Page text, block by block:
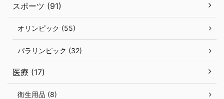
スポーツ (91)
オリンピック (55)
パラリンピック (32)
医療 (17)
衛生用品 (8)